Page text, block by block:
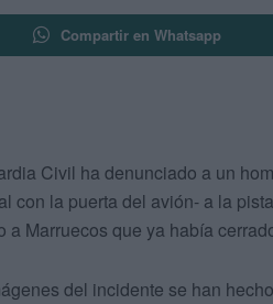
Compartir en Whatsapp
Civil ha denunciado a un
con la puerta del avión- a la
a Marruecos que ya había
del incidente se han